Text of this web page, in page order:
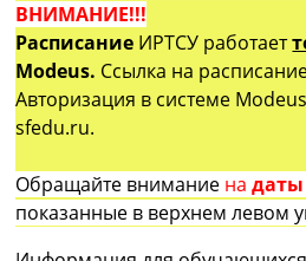
ВНИМАНИЕ!!!
Расписание ИРТСУ работает
Modeus. Ссылка на
Авторизация в системе
sfedu.ru.
Обращайте внимание на
показанные в верхнем левом